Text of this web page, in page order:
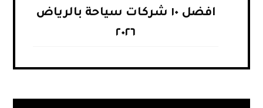
افضل ١٠ شركات سياحة بالرياض
٢٠٢٦